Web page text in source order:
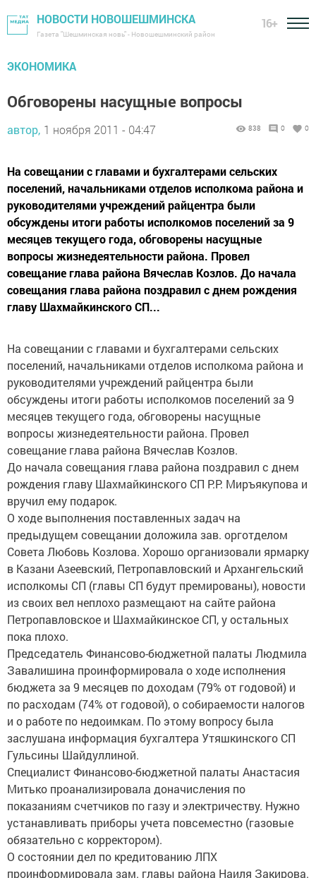
НОВОСТИ НОВОШЕШМИНСКА
Газета "Шешминская новь" - Новошешминский район
16+
ЭКОНОМИКА
Обговорены насущные вопросы
автор, 1 ноября 2011 - 04:47 838 0 0
На совещании с главами и бухгалтерами сельских
поселений, начальниками отделов исполкома района и
руководителями учреждений райцентра были
обсуждены итоги работы исполкомов поселений за 9
месяцев текущего года, обговорены насущные
вопросы жизнедеятельности района. Провел
совещание глава района Вячеслав Козлов. До начала
совещания глава района поздравил с днем рождения
главу Шахмайкинского СП...
На совещании с главами и бухгалтерами сельских
поселений, начальниками отделов исполкома района и
руководителями учреждений райцентра были
обсуждены итоги работы исполкомов поселений за 9
месяцев текущего года, обговорены насущные
вопросы жизнедеятельности района. Провел
совещание глава района Вячеслав Козлов.
До начала совещания глава района поздравил с днем
рождения главу Шахмайкинского СП Р.Р. Миръякупова и
вручил ему подарок.
О ходе выполнения поставленных задач на
предыдущем совещании доложила зав. орготделом
Совета Любовь Козлова. Хорошо организовали ярмарку
в Казани Азеевский, Петропавловский и Архангельский
исполкомы СП (главы СП будут премированы), новости
из своих вел неплохо размещают на сайте района
Петропавловское и Шахмайкинское СП, у остальных
пока плохо.
Председатель Финансово-бюджетной палаты Людмила
Завалишина проинформировала о ходе исполнения
бюджета за 9 месяцев по доходам (79% от годовой) и
по расходам (74% от годовой), о собираемости налогов
и о работе по недоимкам. По этому вопросу была
заслушана информация бухгалтера Утяшкинского СП
Гульсины Шайдуллиной.
Специалист Финансово-бюджетной палаты Анастасия
Митько проанализировала доначисления по
показаниям счетчиков по газу и электричеству. Нужно
устанавливать приборы учета повсеместно (газовые
обязательно с корректором).
О состоянии дел по кредитованию ЛПХ
проинформировала зам. главы района Наиля Закирова.